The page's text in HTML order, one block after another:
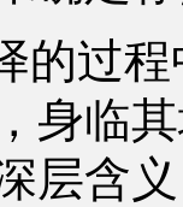
的过
身临
层含